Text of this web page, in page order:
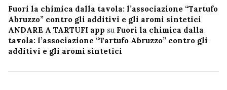
Fuori la chimica dalla tavola: l’associazione “Tartufo
Abruzzo” contro gli additivi e gli aromi sintetici
ANDARE A TARTUFI app su Fuori la chimica dalla
tavola: l’associazione “Tartufo Abruzzo” contro gli
additivi e gli aromi sintetici